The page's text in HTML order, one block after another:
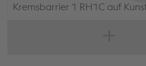
Kremsbarrier 1 RH1C auf